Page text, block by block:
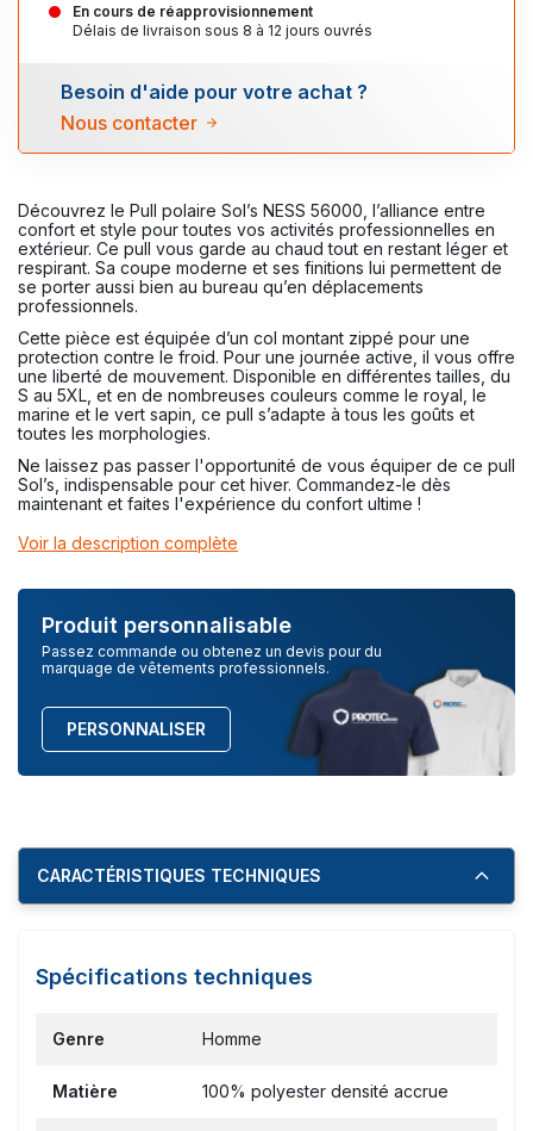
Découvrez le Pull polaire Sol’s NESS 56000, l’alliance entre
confort et style pour toutes vos activités professionnelles en
extérieur. Ce pull vous garde au chaud tout en restant léger et
respirant. Sa coupe moderne et ses finitions lui permettent de
se porter aussi bien au bureau qu’en déplacements
professionnels.
Cette pièce est équipée d’un col montant zippé pour une
protection contre le froid. Pour une journée active, il vous offre
une liberté de mouvement. Disponible en différentes tailles, du
S au 5XL, et en de nombreuses couleurs comme le royal, le
marine et le vert sapin, ce pull s’adapte à tous les goûts et
toutes les morphologies.
Ne laissez pas passer l'opportunité de vous équiper de ce pull
Sol’s, indispensable pour cet hiver. Commandez-le dès
maintenant et faites l'expérience du confort ultime !
Voir la description complète
Produit personnalisable
Passez commande ou obtenez un devis pour du
marquage de vêtements professionnels.
PERSONNALISER
En cours de réapprovisionnement
Délais de livraison sous 8 à 12 jours ouvrés
Besoin d'aide pour votre achat ?
Nous contacter
CARACTÉRISTIQUES TECHNIQUES
Spécifications techniques
Genre Homme
Matière 100% polyester densité accrue